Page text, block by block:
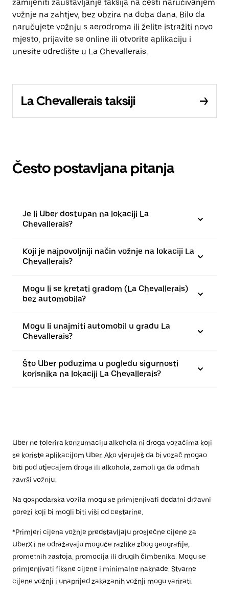
zamijeniti zaustavljanje taksija na cesti naručivanjem
vožnje na zahtjev, bez obzira na doba dana. Bilo da
naručujete vožnju s aerodroma ili želite istražiti novo
mjesto, prijavite se online ili otvorite aplikaciju i
unesite odredište u La Chevallerais.
La Chevallerais taksiji
Često postavljana pitanja
Je li Uber dostupan na lokaciji La
Chevallerais?
Koji je najpovoljniji način vožnje na lokaciji La
Chevallerais?
Mogu li se kretati gradom (La Chevallerais)
bez automobila?
Mogu li unajmiti automobil u gradu La
Chevallerais?
Što Uber poduzima u pogledu sigurnosti
korisnika na lokaciji La Chevallerais?
Uber ne tolerira konzumaciju alkohola ni droga vozačima koji
se koriste aplikacijom Uber. Ako vjeruješ da bi vozač mogao
biti pod utjecajem droga ili alkohola, zamoli ga da odmah
završi vožnju.
Na gospodarska vozila mogu se primjenjivati dodatni državni
porezi koji bi mogli biti viši od cestarine.
*Primjeri cijena vožnje predstavljaju prosječne cijene za
UberX i ne odražavaju moguće razlike zbog geografije,
prometnih zastoja, promocija ili drugih čimbenika. Mogu se
primjenjivati fiksne cijene i minimalne naknade. Stvarne
cijene vožnji i unaprijed zakazanih vožnji mogu varirati.